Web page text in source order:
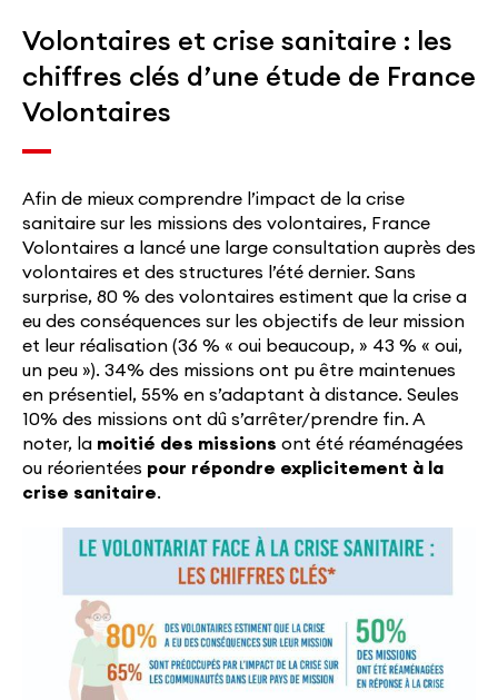
Volontaires et crise sanitaire : les
chiffres clés d’une étude de France
Volontaires
Afin de mieux comprendre l’impact de la crise
sanitaire sur les missions des volontaires, France
Volontaires a lancé une large consultation auprès des
volontaires et des structures l’été dernier. Sans
surprise, 80 % des volontaires estiment que la crise a
eu des conséquences sur les objectifs de leur mission
et leur réalisation (36 % « oui beaucoup, » 43 % « oui,
un peu »). 34% des missions ont pu être maintenues
en présentiel, 55% en s’adaptant à distance. Seules
10% des missions ont dû s’arrêter/prendre fin. A
noter, la moitié des missions ont été réaménagées
ou réorientées pour répondre explicitement à la
crise sanitaire.